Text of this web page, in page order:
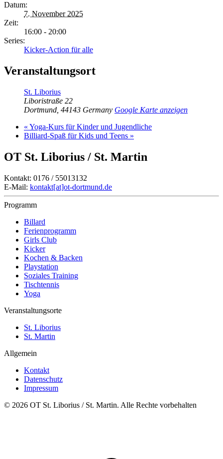
Datum:
7. November 2025
Zeit:
16:00 - 20:00
Series:
Kicker-Action für alle
Veranstaltungsort
St. Liborius
Liboristraße 22
Dortmund 44143 Germany Google Karte anzeigen
« Yoga-Kurs für Kinder und Jugendliche
Billiard-Spaß für Kids und Teens »
OT St. Liborius / St. Martin
Kontakt: 0176 / 55013132
E-Mail: kontakt[at]ot-dortmund.de
Programm
Billard
Ferienprogramm
Girls Club
Kicker
Kochen & Backen
Playstation
Soziales Training
Tischtennis
Yoga
Veranstaltungsorte
St. Liborius
St. Martin
Allgemein
Kontakt
Datenschutz
Impressum
© 2026 OT St. Liborius / St. Martin. Alle Rechte vorbehalten